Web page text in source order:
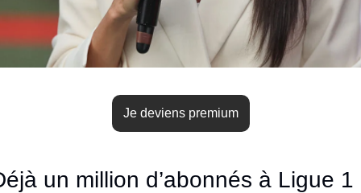
Je deviens premium
un million d’abonnés à Ligue 1